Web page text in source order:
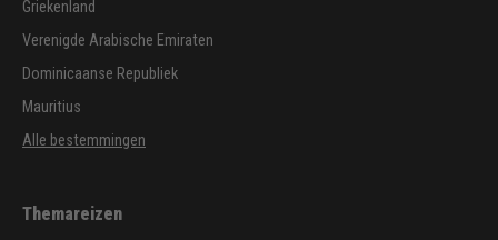
Griekenland
Verenigde Arabische Emiraten
Dominicaanse Republiek
Mauritius
Alle bestemmingen
Themareizen